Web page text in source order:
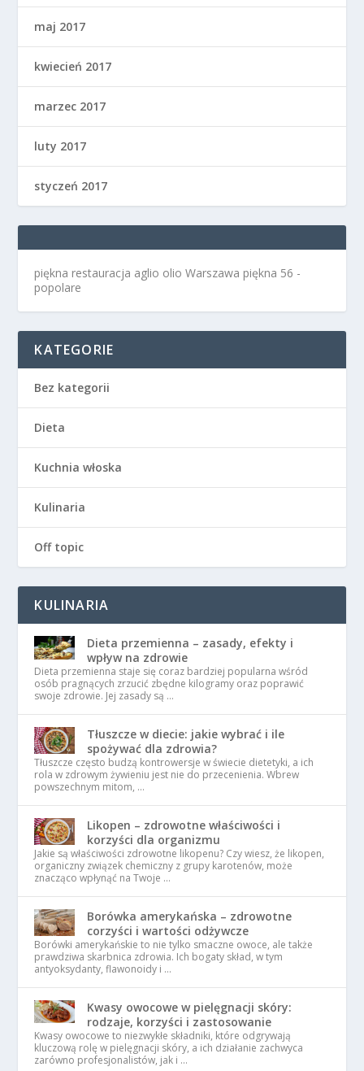
maj 2017
kwiecień 2017
marzec 2017
luty 2017
styczeń 2017
piękna restauracja aglio olio Warszawa piękna 56 -
popolare
KATEGORIE
Bez kategorii
Dieta
Kuchnia włoska
Kulinaria
Off topic
KULINARIA
Dieta przemienna – zasady, efekty i
wpływ na zdrowie
Dieta przemienna staje się coraz bardziej popularna wśród
osób pragnących zrzucić zbędne kilogramy oraz poprawić
swoje zdrowie. Jej zasady są …
Tłuszcze w diecie: jakie wybrać i ile
spożywać dla zdrowia?
Tłuszcze często budzą kontrowersje w świecie dietetyki, a ich
rola w zdrowym żywieniu jest nie do przecenienia. Wbrew
powszechnym mitom, …
Likopen – zdrowotne właściwości i
korzyści dla organizmu
Jakie są właściwości zdrowotne likopenu? Czy wiesz, że likopen,
organiczny związek chemiczny z grupy karotenów, może
znacząco wpłynąć na Twoje …
Borówka amerykańska – zdrowotne
corzyści i wartości odżywcze
Borówki amerykańskie to nie tylko smaczne owoce, ale także
prawdziwa skarbnica zdrowia. Ich bogaty skład, w tym
antyoksydanty, flawonoidy i …
Kwasy owocowe w pielęgnacji skóry:
rodzaje, korzyści i zastosowanie
Kwasy owocowe to niezwykłe składniki, które odgrywają
kluczową rolę w pielęgnacji skóry, a ich działanie zachwyca
zarówno profesjonalistów, jak i …